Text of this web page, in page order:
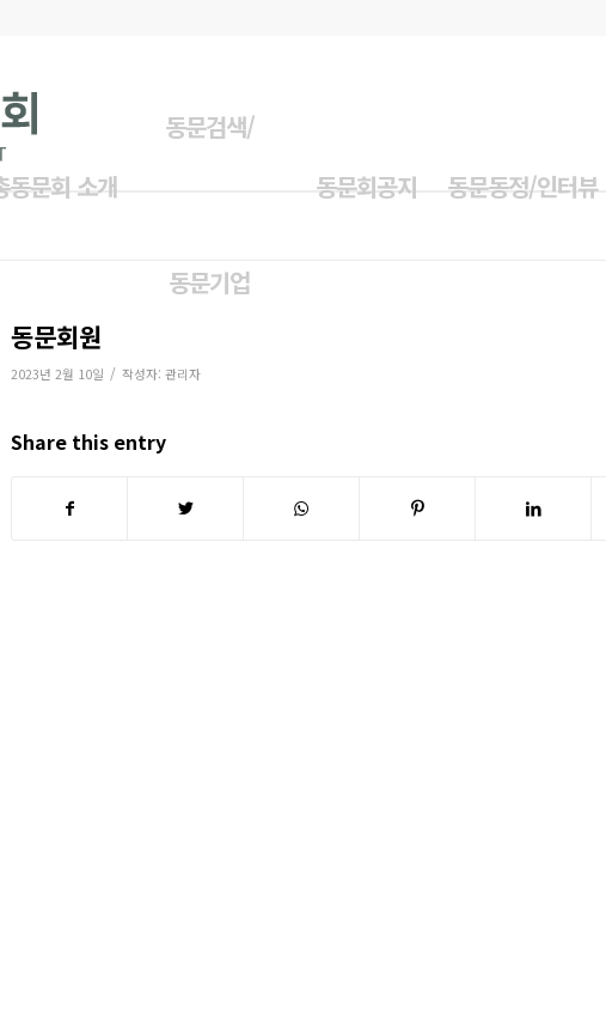
동문회 소개
동문검색/
동문기업
동문회공지 동문동정/인터뷰
동문회원
2023년 2월 10일 / 작성자: 관리자
Share this entry